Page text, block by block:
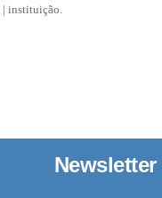
| instituição.
Newsletter